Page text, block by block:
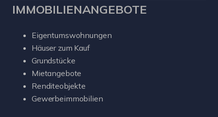
IMMOBILIENANGEBOTE
Eigentumswohnungen
Häuser zum Kauf
Grundstücke
Mietangebote
Renditeobjekte
Gewerbeimmobilien